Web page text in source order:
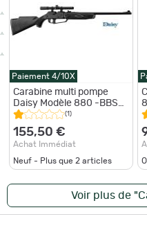
Paiement 4/10X
Carabine multi pompe
Daisy Modèle 880 -BBS
ET Diabolo Cal 4.5 /13
Joules
(1)
155,50 €
Achat Immédiat
Neuf - Plus que 2 articles
Voir plus de